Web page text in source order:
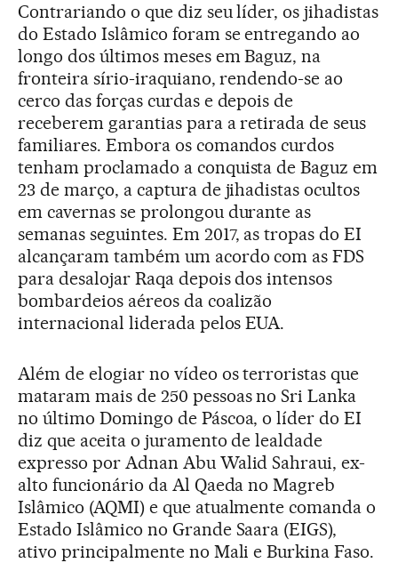
Contrariando o que diz seu líder, os jihadistas
do Estado Islâmico foram se entregando ao
longo dos últimos meses em Baguz, na
fronteira sírio-iraquiano, rendendo-se ao
cerco das forças curdas e depois de
receberem garantias para a retirada de seus
familiares. Embora os comandos curdos
tenham proclamado a conquista de Baguz em
23 de março, a captura de jihadistas ocultos
em cavernas se prolongou durante as
semanas seguintes. Em 2017, as tropas do EI
alcançaram também um acordo com as FDS
para desalojar Raqa depois dos intensos
bombardeios aéreos da coalizão
internacional liderada pelos EUA.
Além de elogiar no vídeo os terroristas que
mataram mais de 250 pessoas no Sri Lanka
no último Domingo de Páscoa, o líder do EI
diz que aceita o juramento de lealdade
expresso por Adnan Abu Walid Sahraui, ex-
alto funcionário da Al Qaeda no Magreb
Islâmico (AQMI) e que atualmente comanda o
Estado Islâmico no Grande Saara (EIGS),
ativo principalmente no Mali e Burkina Faso.